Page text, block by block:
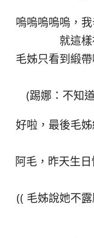
嗚嗚嗚嗚嗚，
就這
毛姊只看到緞
(踢娜：不知
好啦，最後毛
阿毛，昨天生
(( 毛姊說她不